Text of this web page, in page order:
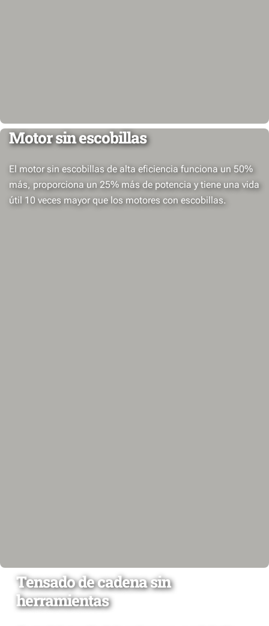
Motor sin escobillas
El motor sin escobillas de alta eficiencia funciona un 50%
más, proporciona un 25% más de potencia y tiene una vida
útil 10 veces mayor que los motores con escobillas.
Tensado de cadena sin
herramientas